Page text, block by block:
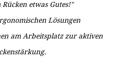
Rücken etwas Gutes!"
Lösungen
am Arbeitsplatz zur aktiven